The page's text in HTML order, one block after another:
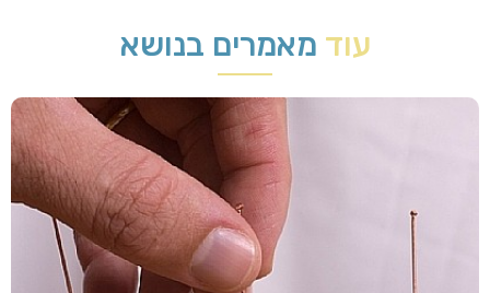
עוד מאמרים בנושא